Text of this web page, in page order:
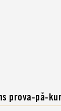
prova-på-